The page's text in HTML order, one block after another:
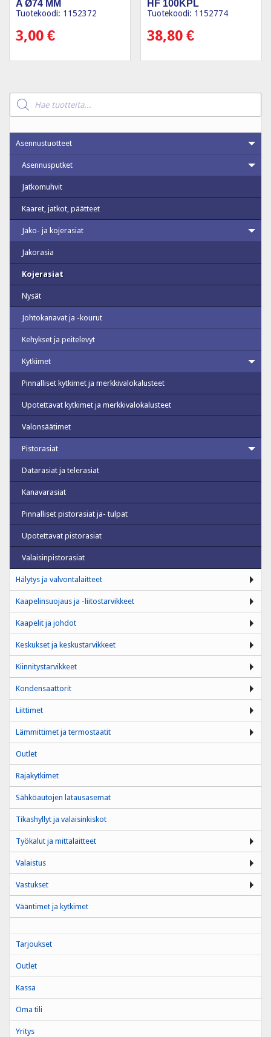
A Ø74 MM
Tuotekoodi: 1152372
3,00 €
HF 100KPL
Tuotekoodi: 1152774
38,80€
Products
search
Asennustuotteet
Asennusputket
Jatkomuhvit
Kaaret, jatkot, päätteet
Jako- ja kojerasiat
Jakorasia
Kojerasiat
Nysät
Johtokanavat ja -kourut
Kehykset ja peitelevyt
Kytkimet
Pinnalliset kytkimet ja merkkivalokalusteet
Upotettavat kytkimet ja merkkivalokalusteet
Valonsäätimet
Pistorasiat
Datarasiat ja telerasiat
Kanavarasiat
Pinnalliset pistorasiat ja- tulpat
Upotettavat pistorasiat
Valaisinpistorasiat
Hälytys ja valvontalaitteet
Kaapelinsuojaus ja -liitostarvikkeet
Kaapelit ja johdot
Keskukset ja keskustarvikkeet
Kiinnitystarvikkeet
Kondensaattorit
Liittimet
Lämmittimet ja termostaatit
Outlet
Rajakytkimet
Sähköautojen latausasemat
Tikashyllyt ja valaisinkiskot
Työkalut ja mittalaitteet
Valaistus
Vastukset
Vääntimet ja kytkimet
Tarjoukset
Outlet
Kassa
Oma tili
Yritys